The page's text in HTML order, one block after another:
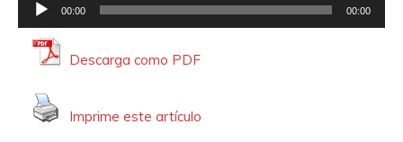
e
00:00 00:00
Descarga como PDF
Imprime este artículo